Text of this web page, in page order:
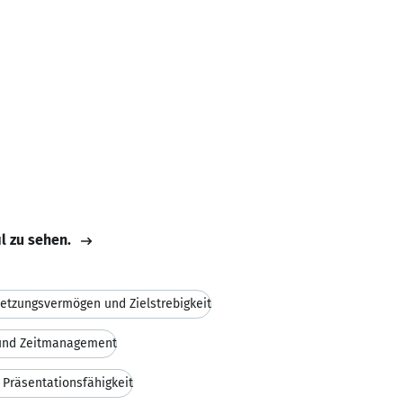
zu sehen.
und Zielstrebigkeit
Zeitmanagement